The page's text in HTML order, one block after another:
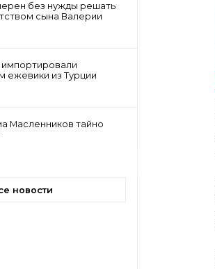
без нужды решать
сына Валерии
ежевики из Турции
Масленников тайно
новости